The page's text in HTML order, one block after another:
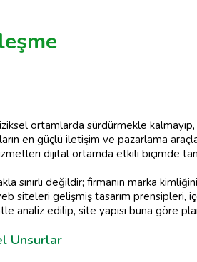
ortamlarda sürdürmekle
en güçlü iletişim ve pazarlama
dijital ortamda etkili biçimde
sınırlı değildir; firmanın marka
siteleri gelişmiş tasarım prensipleri,
analiz edilip, site yapısı buna göre
Unsurlar